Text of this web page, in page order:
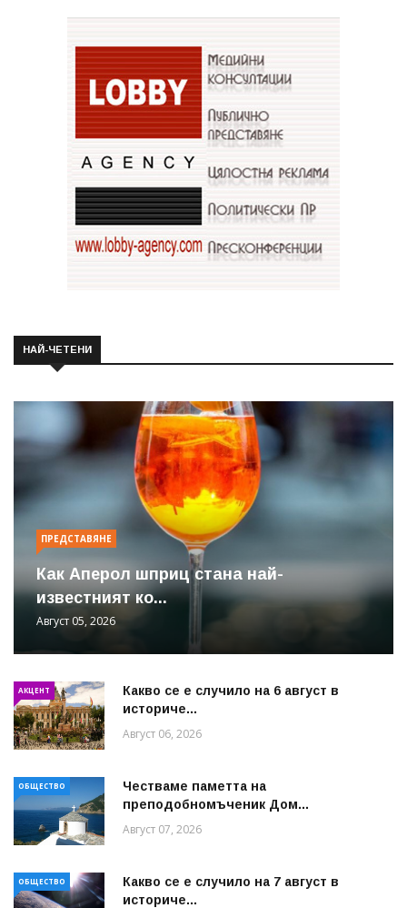
НАЙ-ЧЕТЕНИ
ПРЕДСТАВЯНЕ
Как Аперол шприц стана най-
известният ко...
Август 05, 2026
АКЦЕНТ
Какво се е случило на 6 август в
историче...
Август 06, 2026
ОБЩЕСТВО
Честваме паметта на
преподобномъченик Дом...
Август 07, 2026
ОБЩЕСТВО
Какво се е случило на 7 август в
историче...